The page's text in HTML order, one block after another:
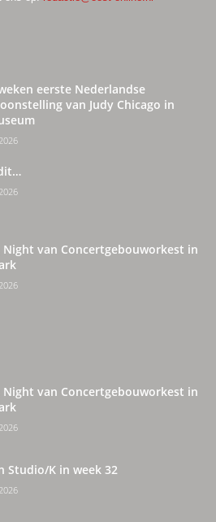
eerste Nederlandse
van Judy Chicago in
Night van Concertgebouworkest in
Night van Concertgebouworkest in
Studio/K in week 32